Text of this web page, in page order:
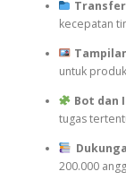
kecepatan
untuk
Bot dan
tugas
200.000